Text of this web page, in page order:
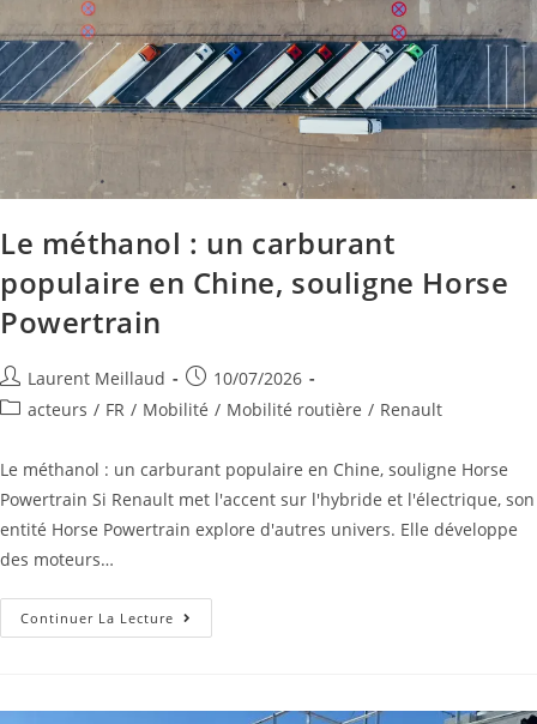
Le méthanol : un carburant
populaire en Chine, souligne Horse
Powertrain
Laurent Meillaud
10/07/2026
acteurs / FR / Mobilité / Mobilité routière / Renault
Le méthanol : un carburant populaire en Chine, souligne Horse
Powertrain Si Renault met l'accent sur l'hybride et l'électrique, son
entité Horse Powertrain explore d'autres univers. Elle développe
des moteurs…
Continuer La Lecture